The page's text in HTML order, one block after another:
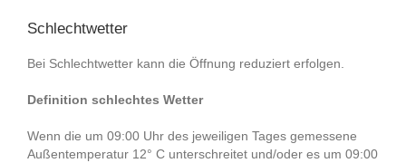
Schlechtwetter
Bei Schlechtwetter kann die Öffnung reduziert erfolgen.
Definition schlechtes Wetter
Wenn die um 09:00 Uhr des jeweiligen Tages gemessene
Außentemperatur 12° C unterschreitet und/oder es um 09:00